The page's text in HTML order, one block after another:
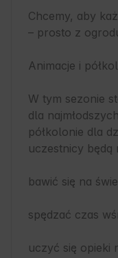
Chcemy, aby
– prosto z
Animacje i
W tym sezonie
dla
półkolonie dla
uczestnicy będą
bawić się na
spędzać czas
uczyć się opieki